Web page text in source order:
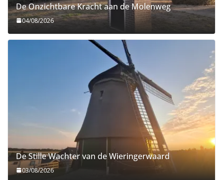
De Onzichtbare Kracht aan de Molenweg
04/08/2026
De Stille Wachter van de Wieringerwaard
03/08/2026